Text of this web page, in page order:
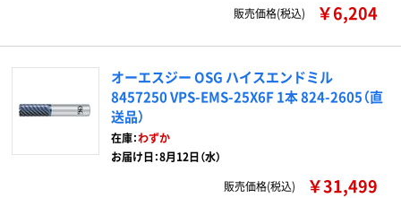
販売価格(税込)
￥6,204
オーエスジー OSG ハイスエンドミル
8457250 VPS-EMS-25X6F 1本 824-2605（直
送品）
在庫：わずか
お届け日：8月12日（水）
販売価格(税込)
￥31,499